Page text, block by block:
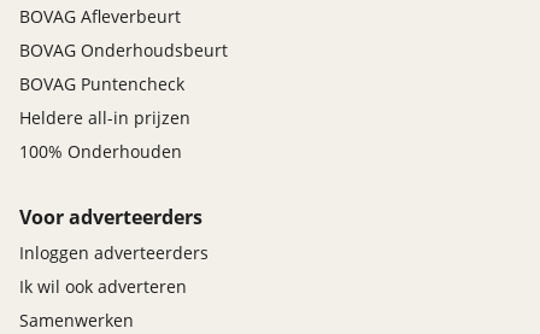
BOVAG Afleverbeurt
BOVAG Onderhoudsbeurt
BOVAG Puntencheck
Heldere all-in prijzen
100% Onderhouden
Voor adverteerders
Inloggen adverteerders
Ik wil ook adverteren
Samenwerken